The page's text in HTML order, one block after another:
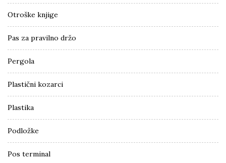
Otroške knjige
Pas za pravilno držo
Pergola
Plastični kozarci
Plastika
Podložke
Pos terminal